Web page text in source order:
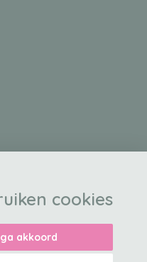
cookies
akkoord
via een canule met